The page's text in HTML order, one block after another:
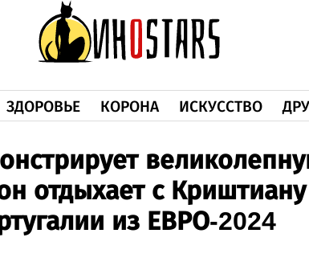
ЗДОРОВЬЕ КОРОНА ИСКУССТВО
отдыхает с Криштиану
из ЕВРО-2024